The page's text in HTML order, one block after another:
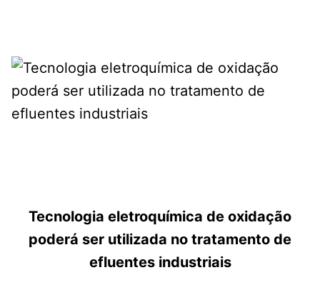
Tecnologia eletroquímica de oxidação
poderá ser utilizada no tratamento de
efluentes industriais